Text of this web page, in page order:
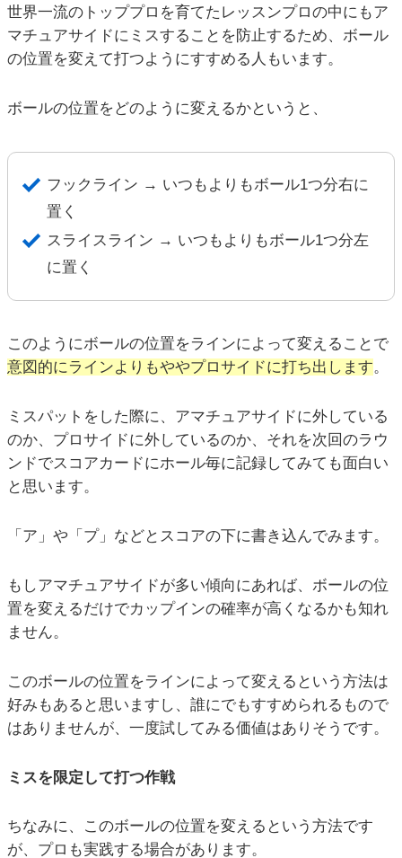
世界一流のトッププロを育てたレッスンプロの中にもア
マチュアサイドにミスすることを防止するため、ボール
の位置を変えて打つようにすすめる人もいます。
ボールの位置をどのように変えるかというと、
フックライン → いつもよりもボール1つ分右に
置く
スライスライン → いつもよりもボール1つ分左
に置く
このようにボールの位置をラインによって変えることで
意図的にラインよりもややプロサイドに打ち出します。
ミスパットをした際に、アマチュアサイドに外している
のか、プロサイドに外しているのか、それを次回のラウ
ンドでスコアカードにホール毎に記録してみても面白い
と思います。
「ア」や「プ」などとスコアの下に書き込んでみます。
もしアマチュアサイドが多い傾向にあれば、ボールの位
置を変えるだけでカップインの確率が高くなるかも知れ
ません。
このボールの位置をラインによって変えるという方法は
好みもあると思いますし、誰にでもすすめられるもので
はありませんが、一度試してみる価値はありそうです。
ミスを限定して打つ作戦
ちなみに、このボールの位置を変えるという方法です
が、プロも実践する場合があります。